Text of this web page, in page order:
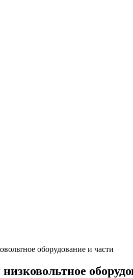
оборудование и части